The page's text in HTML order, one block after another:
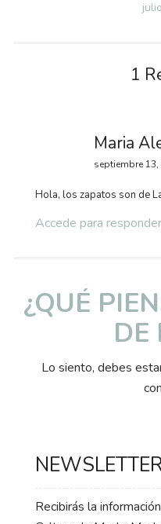
1
Maria
septiembre 13,
Hola, los zapatos son de
Accede para responder
¿QUÉ
DE
Lo siento, debes
Recibirás la